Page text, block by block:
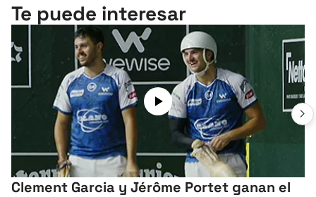
Te puede interesar
Clement Garcia y Jérôme Portet ganan el